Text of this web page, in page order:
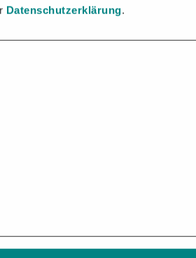
Datenschutzerklärung.